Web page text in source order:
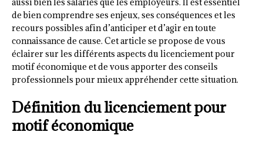
de bien comprendre ses enjeux, ses conséquences et les
recours possibles afin d’anticiper et d’agir en toute
connaissance de cause. Cet article se propose de vous
éclairer sur les différents aspects du licenciement pour
motif économique et de vous apporter des conseils
professionnels pour mieux appréhender cette situation.
Définition du licenciement pour
motif économique